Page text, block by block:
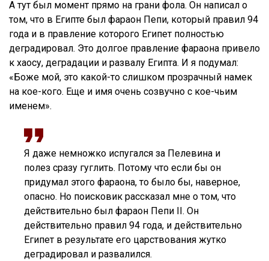
А тут был момент прямо на грани фола. Он написал о
том, что в Египте был фараон Пепи, который правил 94
года и в правление которого Египет полностью
деградировал. Это долгое правление фараона привело
к хаосу, деградации и развалу Египта. И я подумал:
«Боже мой, это какой-то слишком прозрачный намек
на кое-кого. Еще и имя очень созвучно с кое-чьим
именем».
Я даже немножко испугался за Пелевина и
полез сразу гуглить. Потому что если бы он
придумал этого фараона, то было бы, наверное,
опасно. Но поисковик рассказал мне о том, что
действительно был фараон Пепи II. Он
действительно правил 94 года, и действительно
Египет в результате его царствования жутко
деградировал и развалился.